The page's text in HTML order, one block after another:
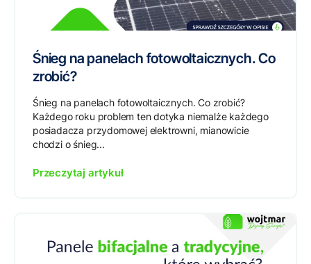
Śnieg na panelach fotowoltaicznych. Co
zrobić?
Śnieg na panelach fotowoltaicznych. Co zrobić?
Każdego roku problem ten dotyka niemalże każdego
posiadacza przydomowej elektrowni, mianowicie
chodzi o śnieg...
Przeczytaj artykuł